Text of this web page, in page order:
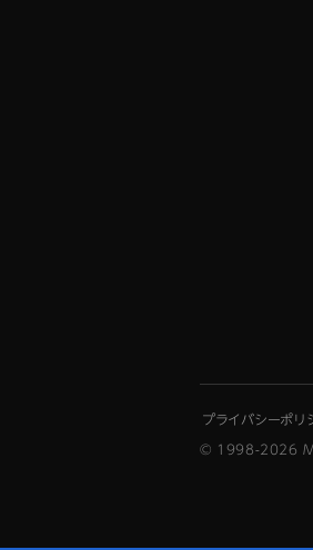
プライバシーポリ
© 1998-2026